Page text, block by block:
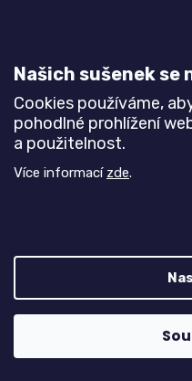
Našich sušenek se
Cookies používáme,
pohodlné prohlížení
a použitelnost.
Více informací zde.
od7
Postel pro